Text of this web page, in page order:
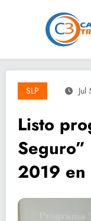
SLP Jul
Listo
2019 en